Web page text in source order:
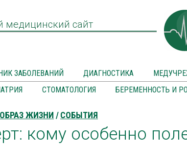
медицинский сайт
ЗАБОЛЕВАНИЙ ДИАГНОСТИКА
СТОМАТОЛОГИЯ БЕРЕМЕННОСТЬ И
ЖИЗНИ СОБЫТИЯ
кому особенно